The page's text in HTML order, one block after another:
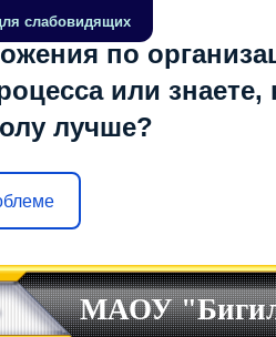
слабовидящих
по
или знаете,
лучше?
МАОУ